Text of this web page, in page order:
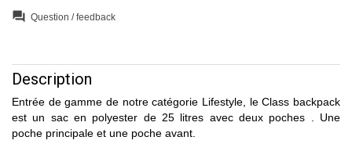
question_answer Question / feedback
Description
Entrée de gamme de notre catégorie Lifestyle, le Class backpack
est un sac en polyester de 25 litres avec deux poches . Une
poche principale et une poche avant.